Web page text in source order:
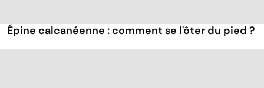
Épine calcanéenne : comment se l'ôter du pied ?